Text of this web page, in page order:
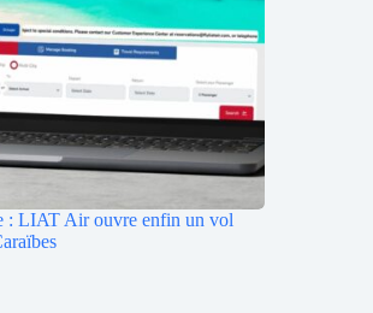
: LIAT Air ouvre enfin un vol